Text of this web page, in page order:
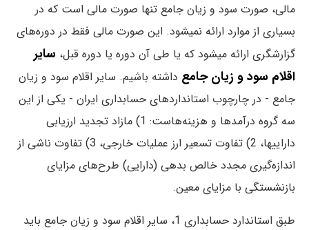
مالی، صورت سود و زیان جامع تنها صورت مالی است که در
بسیاری از موارد ارائه نمیشود. این صورت مالی فقط در دوره‌های
گزارشگری ارائه میشود که یا طی آن دوره یا دوره قبل،سایر
اقلام سود و زیان جامعداشته باشیم. سایر اقلام سود و زیان
جامع - در چارچوب استانداردهای حسابداری ایران - یکی از این
سه گروه درآمدها و هزینه‌هاست: 1) مازاد تجدید ارزیابی
داراییها، 2) تفاوت تسعیر ارز عملیات خارجی، 3) تفاوت ناشی از
اندازه‌گیری مجدد خالص بدهی (دارایی) طرح‌های مزایای
بازنشستگی با مزایای معین.
طبق استاندارد حسابداری 1، سایر اقلام سود و زیان جامع باید